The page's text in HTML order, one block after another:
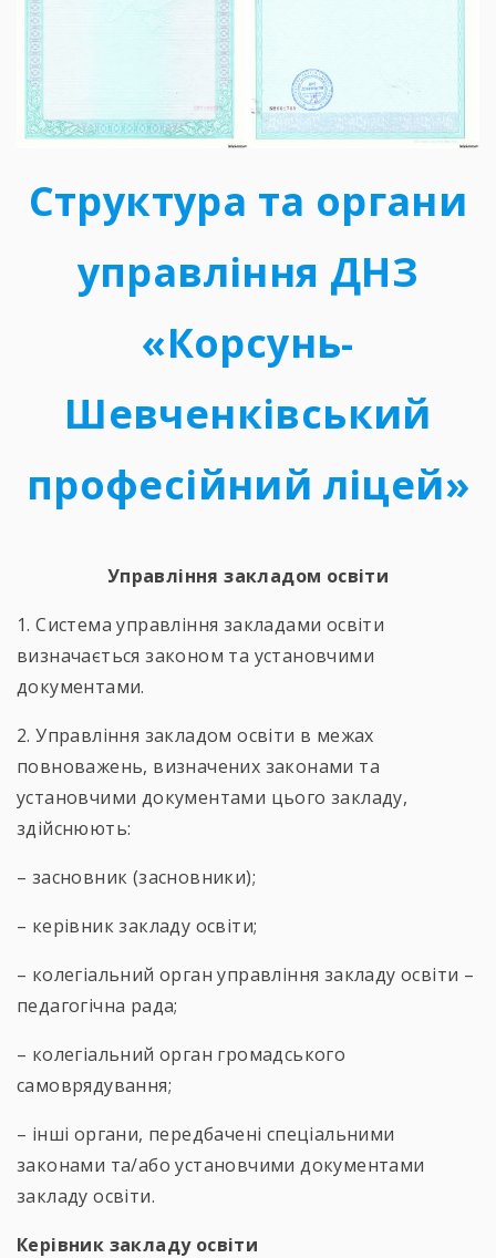
Структура та органи
управління ДНЗ
«Корсунь-
Шевченківський
професійний ліцей»
Управління закладом освіти
1. Система управління закладами освіти
визначається законом та установчими
документами.
2. Управління закладом освіти в межах
повноважень, визначених законами та
установчими документами цього закладу,
здійснюють:
– засновник (засновники);
– керівник закладу освіти;
– колегіальний орган управління закладу освіти –
педагогічна рада;
– колегіальний орган громадського
самоврядування;
– інші органи, передбачені спеціальними
законами та/або установчими документами
закладу освіти.
Керівник закладу освіти